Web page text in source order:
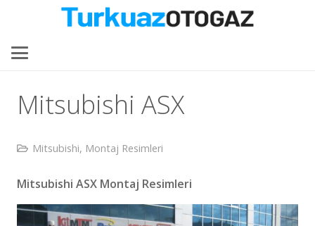
Mitsubishi ASX
Mitsubishi, Montaj Resimleri
Mitsubishi ASX Montaj Resimleri